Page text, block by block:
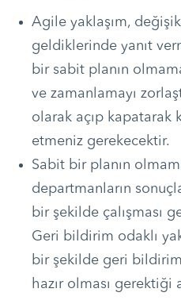
Agile yaklaşım,
geldiklerinde yanıt
bir sabit planın
ve zamanlamayı
olarak açıp kapatarak
etmeniz gerekecektir.
Sabit bir planın
departmanların
bir şekilde çalışması
Geri bildirim odaklı
bir şekilde geri
hazır olması gerektiği